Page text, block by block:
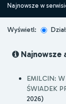
Najnowsze w
Wyświetl:
Najnowsze
EMILCIN:
ŚWIADEK
2026)